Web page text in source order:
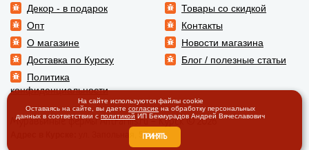
Декор - в подарок
Опт
О магазине
Доставка по Курску
Политика
конфиденциальности
Товары со скидкой
Контакты
Новости магазина
Блог / полезные статьи
Муравьиные фермы AntFarms.ru - Курск © 2026
ул. Запольная, 56
На сайте используются файлы cookie
Оставаясь на сайте, вы даетесогласие на обработку персональных
данных в соответствии сполитикой ИП Бекмурадов Андрей Вячеславович
ПРИНЯТЬ